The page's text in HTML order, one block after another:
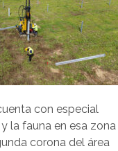
con especial
la fauna en esa
corona del área